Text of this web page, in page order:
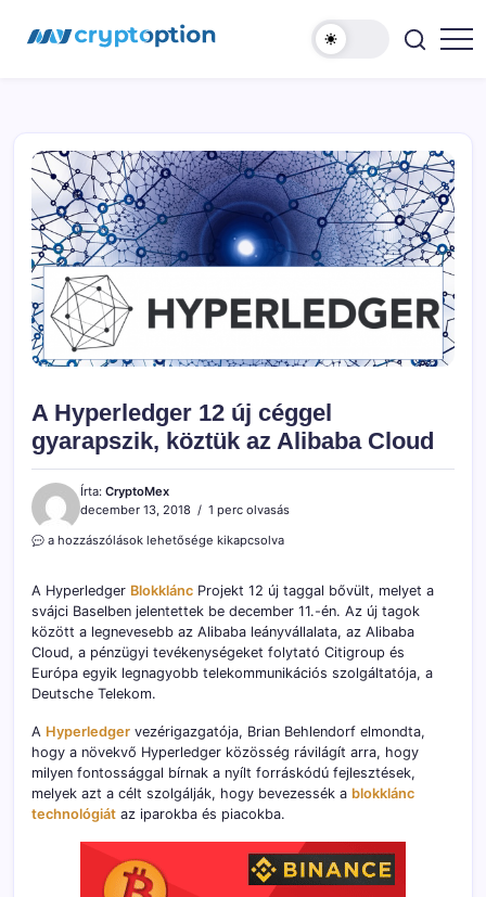
MyCryptOption
A Hyperledger 12 új céggel
gyarapszik, köztük az Alibaba Cloud
Írta: CryptoMex
december 13, 2018
1 perc olvasás
A
új
céggel
gyarapszik,
köztük
az
Alibaba
Cloud
bejegyzéshez
a hozzászólások lehetősége kikapcsolva
A Hyperledger Blokklánc Projekt 12 új taggal bővült, melyet a
svájci Baselben jelentettek be december 11.-én. Az új tagok
között a legnevesebb az Alibaba leányvállalata, az Alibaba
Cloud, a pénzügyi tevékenységeket folytató Citigroup és
Európa egyik legnagyobb telekommunikációs szolgáltatója, a
Deutsche Telekom.
A Hyperledger vezérigazgatója, Brian Behlendorf elmondta,
hogy a növekvő Hyperledger közösség rávilágít arra, hogy
milyen fontossággal bírnak a nyílt forráskódú fejlesztések,
melyek azt a célt szolgálják, hogy bevezessék a blokklánc
technológiát az iparokba és piacokba.